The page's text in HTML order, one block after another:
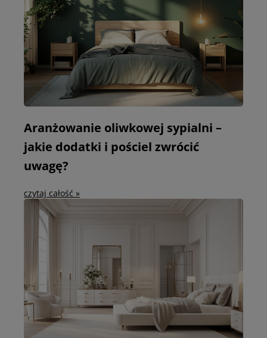
Aranżowanie oliwkowej sypialni –
jakie dodatki i pościel zwrócić
uwagę?
czytaj całość »